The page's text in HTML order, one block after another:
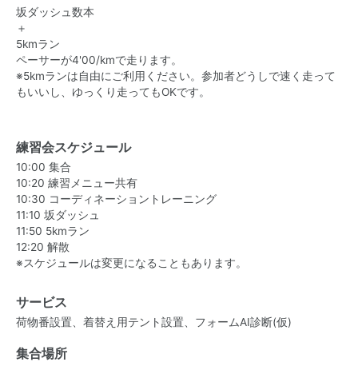
坂ダッシュ数本
＋
5kmラン
ペーサーが4'00/kmで走ります。
※5kmランは自由にご利用ください。参加者どうしで速く走って
もいいし、ゆっくり走ってもOKです。
練習会スケジュール
10:00 集合
10:20 練習メニュー共有
10:30 コーディネーショントレーニング
11:10 坂ダッシュ
11:50 5kmラン
12:20 解散
※スケジュールは変更になることもあります。
サービス
荷物番設置、着替え用テント設置、フォームAI診断(仮)
集合場所